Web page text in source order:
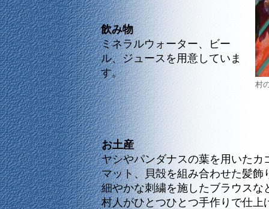
飲み物
ミネラルウォーター、ビー
ル、ジュースを用意していま
す。
村
お土産
ヤシやパンダナスの葉を用いたカ
マット、貝殻を組み合わせた髪飾
細やかな刺繍を施したブラウスな
村人がひとつひとつ手作りで仕上